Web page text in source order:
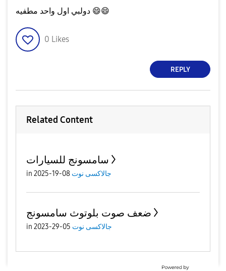
😄😄
0 Likes
REPLY
Related Content
سامسونج للسيارات
in جالاكسى نوت 08-19-2025
ضعف صوت بلوتوث سامسونج
in جالاكسى نوت 05-29-2023